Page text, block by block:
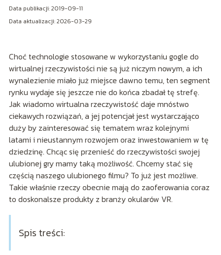
Data publikacji: 2019-09-11
Data aktualizacji: 2026-03-29
Choć technologie stosowane w wykorzystaniu gogle do
wirtualnej rzeczywistości nie są już niczym nowym, a ich
wynalezienie miało już miejsce dawno temu, ten segment
rynku wydaje się jeszcze nie do końca zbadał tę strefę.
Jak wiadomo wirtualna rzeczywistość daje mnóstwo
ciekawych rozwiązań, a jej potencjał jest wystarczająco
duży by zainteresować się tematem wraz kolejnymi
latami i nieustannym rozwojem oraz inwestowaniem w tę
dziedzinę. Chcąc się przenieść do rzeczywistości swojej
ulubionej gry mamy taką możliwość. Chcemy stać się
częścią naszego ulubionego filmu? To już jest możliwe.
Takie właśnie rzeczy obecnie mają do zaoferowania coraz
to doskonalsze produkty z branży okularów VR.
Spis treści: